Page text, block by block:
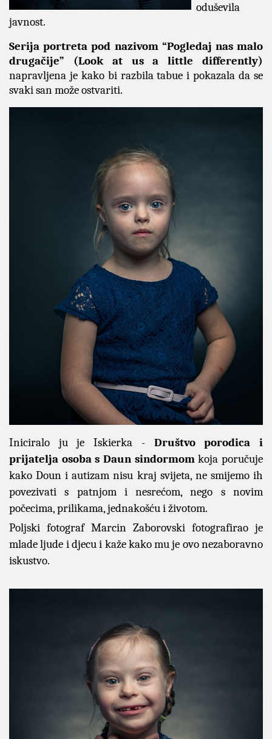
oduševila
javnost.
Serija portreta pod nazivom “Pogledaj nas malo
drugačije” (Look at us a little differently)
napravljena je kako bi razbila tabue i pokazala da se
svaki san može ostvariti.
Iniciralo ju je Iskierka - Društvo porodica i
prijatelja osoba s Daun sindormomkoja poručuje
kako Doun i autizam nisu kraj svijeta, ne smijemo ih
povezivati s patnjom i nesrećom, nego s novim
počecima, prilikama, jednakošću i životom.
Poljski fotograf Marcin Zaborovski fotografirao je
mlade ljude i djecu i kaže kako mu je ovo nezaboravno
iskustvo.